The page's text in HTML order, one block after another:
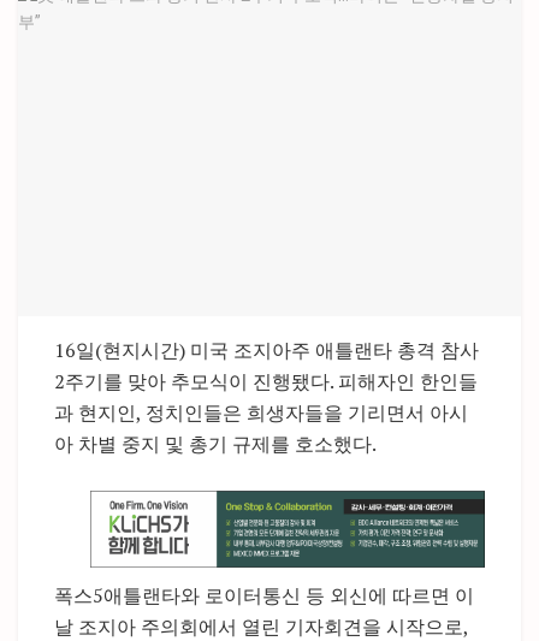
16일(현지시간) 미국 조지아주 애틀랜타 총격 참사
2주기를 맞아 추모식이 진행됐다. 피해자인 한인들
과 현지인, 정치인들은 희생자들을 기리면서 아시
아 차별 중지 및 총기 규제를 호소했다.
폭스5애틀랜타와 로이터통신 등 외신에 따르면 이
날 조지아 주의회에서 열린 기자회견을 시작으로,